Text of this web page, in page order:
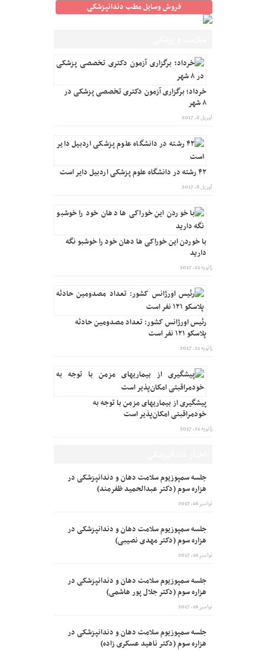
فروش وسایل مطب دندانپزشکی
خرداد؛ برگزاری آزمون دکتری تخصصی پزشکی در
۸ شهر
آوریل 8, 2017
۴۲ رشته در دانشگاه علوم پزشکی اردبیل دایر است
آوریل 8, 2017
با خوردن این خوراکی ها دهان خود را خوشبو نگه
دارید
ژانویه 21, 2017
رئیس اورژانس کشور: تعداد مصدومین حادثه
پلاسکو ۱۲۱ نفر است
ژانویه 21, 2017
پیشگیری از بیماریهای مزمن با توجه به
خودمراقبتی امکان‌پذیر است
ژانویه 21, 2017
جلسه سمپوزیوم سلامت دهان و دندانپزشکی در
هزاره سوم (دکتر عبدالحمید ظفرمند)
نوامبر 16, 2017
جلسه سمپوزیوم سلامت دهان و دندانپزشکی در
هزاره سوم (دکتر مهدی نصیبی)
نوامبر 16, 2017
جلسه سمپوزیوم سلامت دهان و دندانپزشکی در
هزاره سوم (دکتر جلال پور هاشمی)
نوامبر 16, 2017
جلسه سمپوزیوم سلامت دهان و دندانپزشکی در
هزاره سوم (دکتر ناهید عسکری زاده)